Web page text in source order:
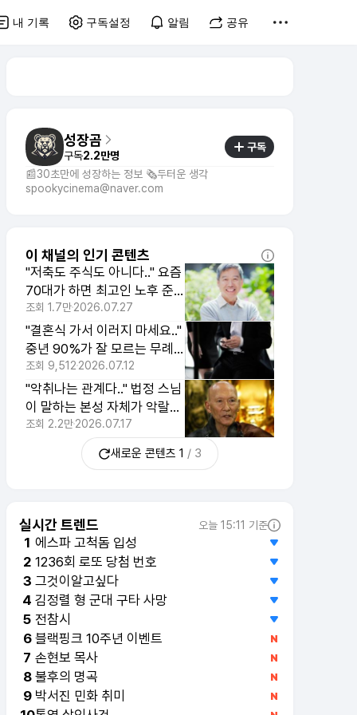
내 기록 구독설정 알림 공유
성장곰
구독2.2만명
구독
📰30초만에 성장하는 정보 🗞️두터운 생각
spookycinema@naver.com
이 채널의 인기 콘텐츠
"저축도 주식도 아니다.." 요즘
70대가 하면 최고인 노후 준
비 1위
조회 1.7만2026.07.27
"결혼식 가서 이러지 마세요.."
중년 90%가 잘 모르는 무례
한 행동 1위
조회 9,512 2026.07.12
"악취나는 관계다.." 법정 스님
이 말하는 본성 자체가 악랄한
티나는 사람의 특징 4가지
조회 2.2만2026.07.17
새로운 콘텐츠 1 / 3
실시간 트렌드 오늘 15:11 기준
1 에스파 고척돔 입성
2 1236회 로또 당첨 번호
3 그것이알고싶다
4 김정렬 형 군대 구타 사망
5 전참시
6 블랙핑크 10주년 이벤트
7 손현보 목사
8 불후의 명곡
9 박서진 민화 취미